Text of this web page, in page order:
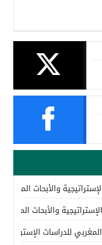
والأبحاث المتقدمة
والأبحاث
للدراسات